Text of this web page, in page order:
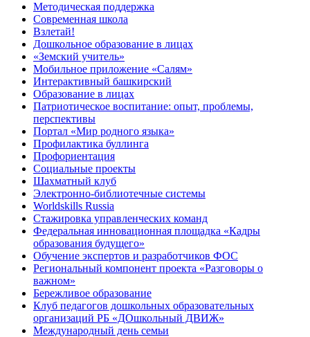
Методическая поддержка
Современная школа
Взлетай!
Дошкольное образование в лицах
«Земский учитель»
Мобильное приложение «Салям»
Интерактивный башкирский
Образование в лицах
Патриотическое воспитание: опыт, проблемы,
перспективы
Портал «Мир родного языка»
Профилактика буллинга
Профориентация
Социальные проекты
Шахматный клуб
Электронно-библиотечные системы
Worldskills Russia
Стажировка управленческих команд
Федеральная инновационная площадка «Кадры
образования будущего»
Обучение экспертов и разработчиков ФОС
Региональный компонент проекта «Разговоры о
важном»
Бережливое образование
Клуб педагогов дошкольных образовательных
организаций РБ «ДОшкольный ДВИЖ»
Международный день семьи